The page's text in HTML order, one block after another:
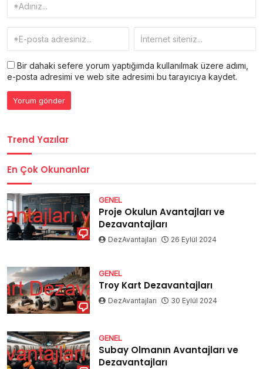
Bir dahaki sefere yorum yaptığımda kullanılmak üzere adımı,
e-posta adresimi ve web site adresimi bu tarayıcıya kaydet.
Trend Yazılar
En Çok Okunanlar
GENEL
Proje Okulun Avantajları ve
Dezavantajları
DezAvantajları 26 Eylül 2024
GENEL
Troy Kart Dezavantajları
DezAvantajları 30 Eylül 2024
GENEL
Subay Olmanın Avantajları ve
Dezavantajları